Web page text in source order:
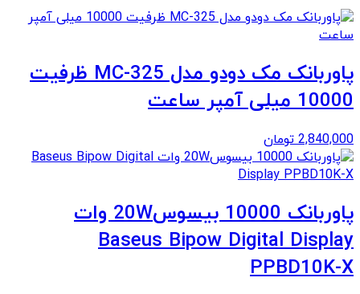
پاوربانک مک دودو مدل MC-325 ظرفیت
10000 میلی آمپر ساعت
2,840,000 تومان
پاوربانک 10000 بیسوس20W وات
Baseus Bipow Digital Display
PPBD10K-X